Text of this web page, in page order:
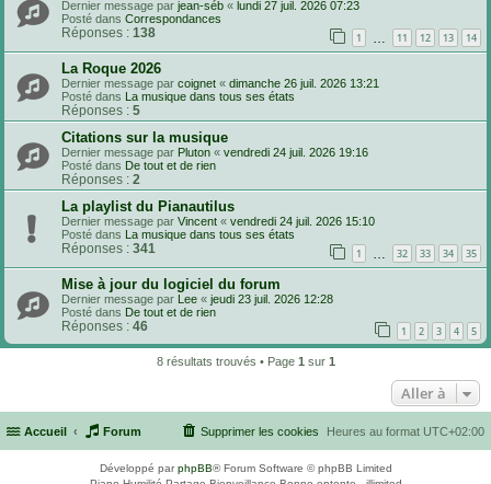
Dernier message par jean-séb « lundi 27 juil. 2026 07:23
Posté dans Correspondances
Réponses : 138 1 11 12 13 14
La Roque 2026
Dernier message par coignet « dimanche 26 juil. 2026 13:21
Posté dans La musique dans tous ses états
Réponses : 5
Citations sur la musique
Dernier message par Pluton « vendredi 24 juil. 2026 19:16
Posté dans De tout et de rien
Réponses : 2
La playlist du Pianautilus
Dernier message par Vincent « vendredi 24 juil. 2026 15:10
Posté dans La musique dans tous ses états
Réponses : 341 1 32 33 34 35
Mise à jour du logiciel du forum
Dernier message par Lee « jeudi 23 juil. 2026 12:28
Posté dans De tout et de rien
Réponses : 46 1 2 3 4 5
8 résultats trouvés • Page 1 sur 1
Aller à
Accueil Forum Heures au format UTC+02:00
Supprimer les cookies
Développé parphpBB® Forum Software © phpBB Limited